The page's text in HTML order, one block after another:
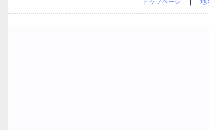
トップページ 地